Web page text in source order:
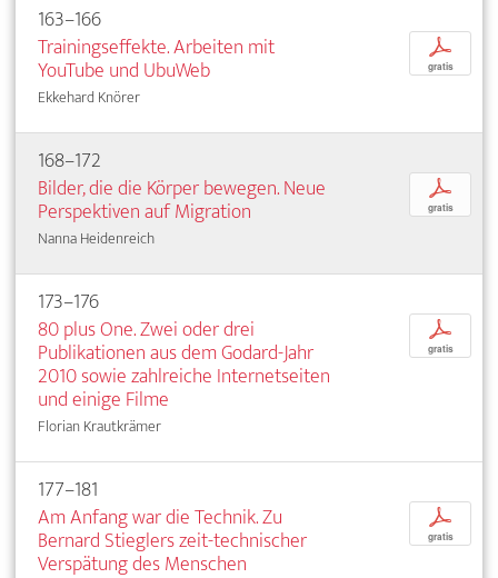
163–166
Trainingseffekte. Arbeiten mit
YouTube und UbuWeb
Ekkehard Knörer
p
gratis
168–172
Bilder, die die Körper bewegen. Neue
Perspektiven auf Migration
Nanna Heidenreich
p
gratis
173–176
80 plus One. Zwei oder drei
Publikationen aus dem Godard-Jahr
2010 sowie zahlreiche Internetseiten
und einige Filme
Florian Krautkrämer
p
gratis
177–181
Am Anfang war die Technik. Zu
Bernard Stieglers zeit-technischer
Verspätung des Menschen
p
gratis